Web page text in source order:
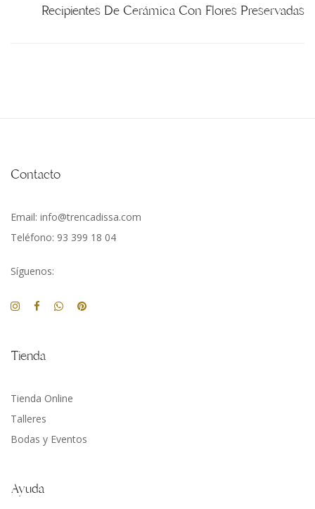
Recipientes De Cerámica Con Flores Preservadas
Contacto
Email: info@trencadissa.com
Teléfono: 93 399 18 04
Síguenos:
Tienda
Tienda Online
Talleres
Bodas y Eventos
Ayuda